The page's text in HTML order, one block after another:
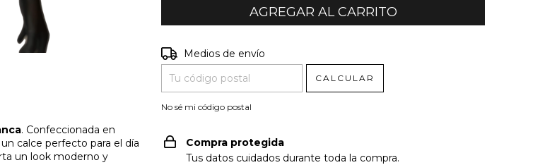
. Confeccionada en
calce perfecto para el día
un look moderno y
Entregas para el CP:
Medios de envío
CALCULAR
No sé mi código postal
Compra protegida
Tus datos cuidados durante toda la compra.